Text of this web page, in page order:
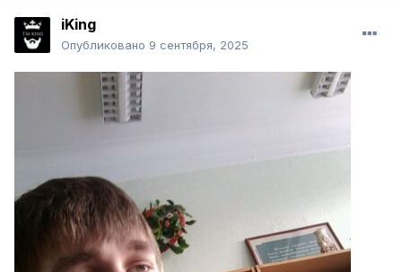
iKing
Опубликовано 9 сентября, 2025